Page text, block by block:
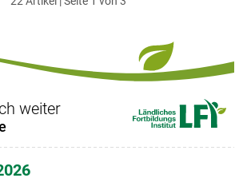
erstenzum
zum
weiter